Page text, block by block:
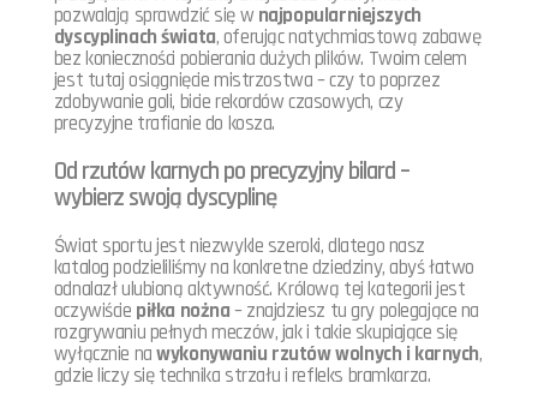
pozwalają sprawdzić się wnajpopularniejszych
dyscyplinach świata, oferując natychmiastową zabawę
bez konieczności pobierania dużych plików. Twoim celem
jest tutaj osiągnięcie mistrzostwa – czy to poprzez
zdobywanie goli, bicie rekordów czasowych, czy
precyzyjne trafianie do kosza.
Od rzutów karnych po precyzyjny bilard –
wybierz swoją dyscyplinę
Świat sportu jest niezwykle szeroki, dlatego nasz
katalog podzieliliśmy na konkretne dziedziny, abyś łatwo
odnalazł ulubioną aktywność. Królową tej kategorii jest
oczywiście piłka nożna– znajdziesz tu gry polegające na
rozgrywaniu pełnych meczów, jak i takie skupiające się
wyłącznie nawykonywaniu rzutów wolnych i karnych,
gdzie liczy się technika strzału i refleks bramkarza.